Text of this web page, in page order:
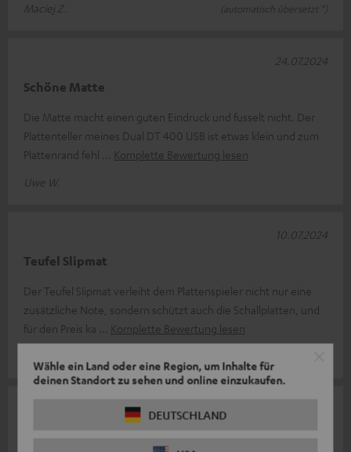
Wähle ein Land oder eine Region, um Inhalte für
deinen Standort zu sehen und online einzukaufen.
DEUTSCHLAND
Maciej Z.
(automatisch übersetzt *)
Schöne Matte
Die Matte macht einen guten Eindruck und fusselt nicht. Der
Plattenteller meines Dual DT 400 USB ist etwas klein und zum
Plattenrand fehl
Komplette Bewertung lesen
Uwe W.
24.07.2024
Teufel Slipmat
Der Teufel Slipmat verleiht dem Plattenspieler nicht nur eine
zusätzliche Note, sondern schützt auch die Schallplatten, und
für den Preis ka
Komplette Bewertung lesen
10.07.2024